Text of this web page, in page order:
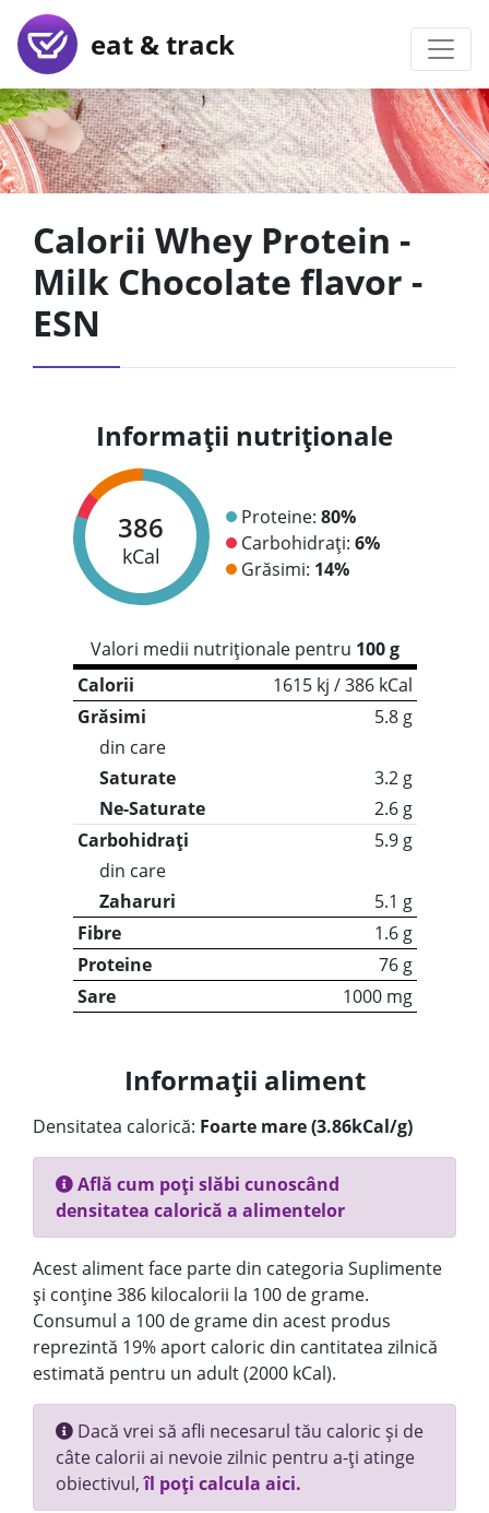
eat & track
Calorii Whey Protein -
Milk Chocolate flavor -
ESN
Informații nutriționale
386
kCal
Proteine: 80%
Carbohidrați: 6%
Grăsimi: 14%
Valori medii nutriționale pentru 100 g
Calorii
1615 kj / 386 kCal
Grăsimi
5.8 g
din care
Saturate
3.2 g
Ne-Saturate
2.6 g
Carbohidrați
5.9 g
din care
Zaharuri
5.1 g
Fibre
1.6 g
Proteine
76 g
Sare
1000 mg
Informații aliment
Densitatea calorică: Foarte mare (3.86kCal/g)
Află cum poți slăbi cunoscând
densitatea calorică a alimentelor
Acest aliment face parte din categoria Suplimente
și conține 386 kilocalorii la 100 de grame.
Consumul a 100 de grame din acest produs
reprezintă 19% aport caloric din cantitatea zilnică
estimată pentru un adult (2000 kCal).
Dacă vrei să afli necesarul tău caloric și de
câte calorii ai nevoie zilnic pentru a-ți atinge
obiectivul,îl poți calcula aici.